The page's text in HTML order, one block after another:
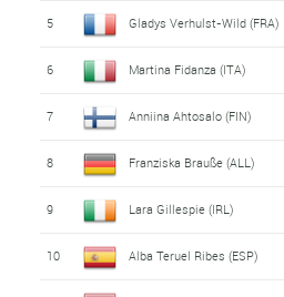
5 Gladys Verhulst-Wild (FRA)
6 Martina Fidanza (ITA)
7 Anniina Ahtosalo (FIN)
8 Franziska Brauße (ALL)
9 Lara Gillespie (IRL)
10 Alba Teruel Ribes (ESP)